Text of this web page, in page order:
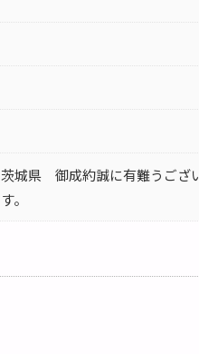
茨城県 御成約誠に有難うござ
す。